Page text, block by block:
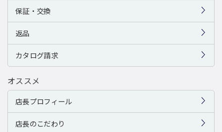
保証・交換
返品
カタログ請求
オススメ
店長プロフィール
店長のこだわり